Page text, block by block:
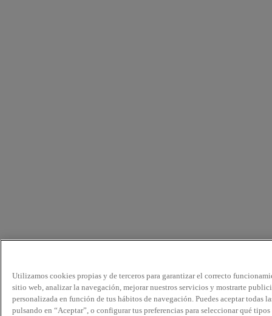
Utilizamos cookies propias y de terceros para garantizar el correcto
sitio web, analizar la navegación, mejorar nuestros servicios y mostrarte
personalizada en función de tus hábitos de navegación. Puedes aceptar todas
pulsando en “Aceptar”, o configurar tus preferencias para seleccionar qué tipos